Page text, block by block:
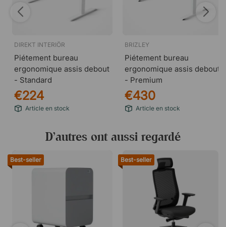
DIREKT INTERIÖR
Piétement bureau
ergonomique assis debout
- Standard
€224
Article en stock
BRIZLEY
Piétement bureau
ergonomique assis debout
- Premium
€430
Article en stock
D’autres ont aussi regardé
Best-seller Best-seller